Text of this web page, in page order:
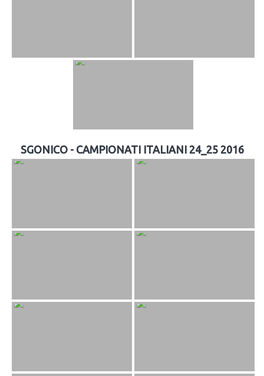
SGONICO - CAMPIONATI ITALIANI 24_25 2016